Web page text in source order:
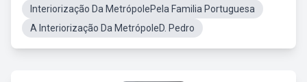
Interiorização Da MetrópolePela Familia Portuguesa
A Interiorização Da MetrópoleD. Pedro